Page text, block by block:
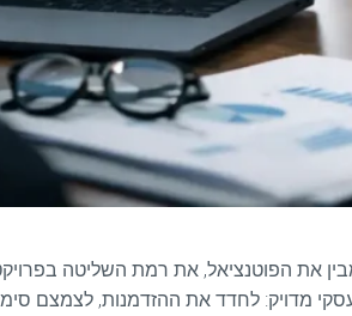
את הפוטנציאל, את רמת השליטה
מדויק: לחדד את ההזדמנות, לצמצם